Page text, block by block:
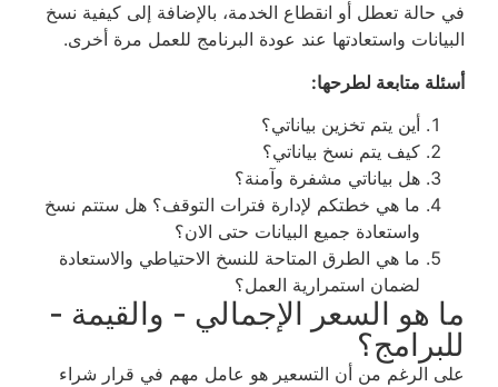
في حالة تعطل أو انقطاع الخدمة، بالإضافة إلى كيفية نسخ
البيانات واستعادتها عند عودة البرنامج للعمل مرة أخرى.
أسئلة متابعة لطرحها:
أين يتم تخزين بياناتي؟
كيف يتم نسخ بياناتي؟
هل بياناتي مشفرة وآمنة؟
ما هي خطتكم لإدارة فترات التوقف؟ هل ستتم نسخ
واستعادة جميع البيانات حتى الان؟
ما هي الطرق المتاحة للنسخ الاحتياطي والاستعادة
لضمان استمرارية العمل؟
ما هو السعر الإجمالي - والقيمة -
للبرامج؟
على الرغم من أن التسعير هو عامل مهم في قرار شراء